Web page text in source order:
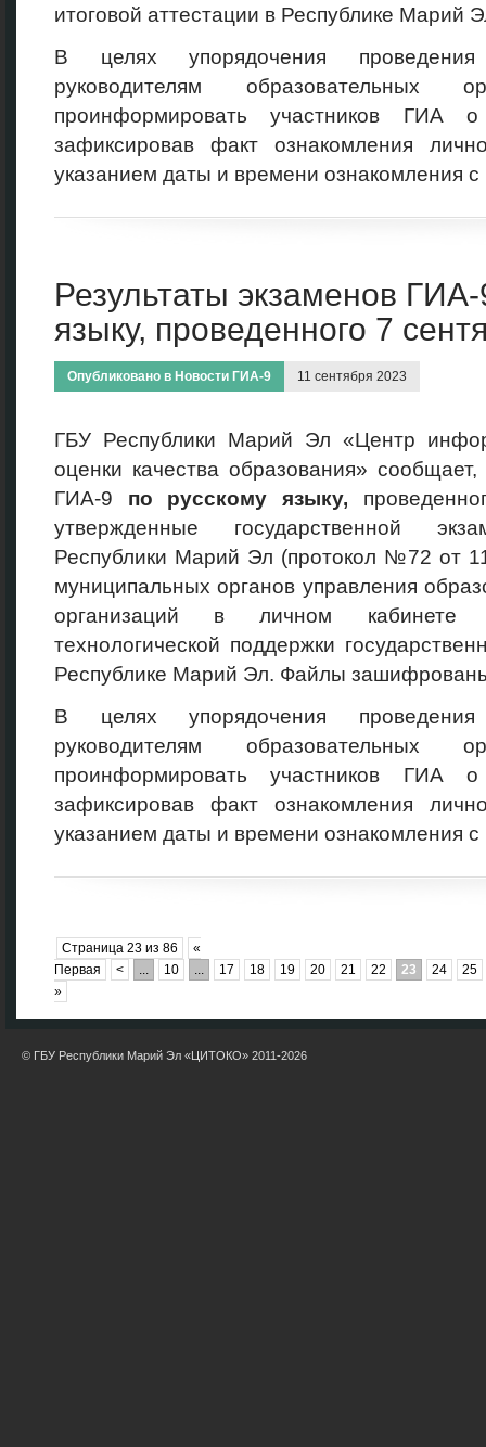
итоговой аттестации в Республике
В целях упорядочения
руководителям образовательных
проинформировать участников ГИА о
зафиксировав факт ознакомления
указанием даты и времени ознакомления с
Результаты экзаменов
языку, проведенного 7
Опубликовано в Новости ГИА-9 11 сентября 2023
ГБУ Республики Марий Эл «Центр
оценки качества образования»
ГИА-9 по русскому языку,
утвержденные государственной
Республики Марий Эл (протокол №72 от
муниципальных органов управления
организаций в личном кабинете
технологической поддержки
Республике Марий Эл. Файлы
В целях упорядочения
руководителям образовательных
проинформировать участников ГИА о
зафиксировав факт ознакомления
указанием даты и времени ознакомления с
Страница 23 из 86
«
Первая
< ... 10 ... 17 18 19 20 21 22 23 24
25
»
© ГБУ Республики Марий Эл «ЦИТОКО» 2011-2026